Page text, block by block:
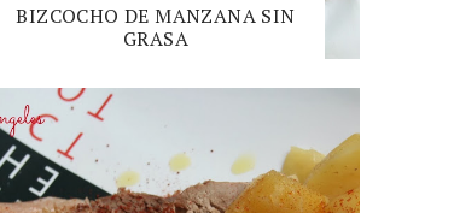
BIZCOCHO DE MANZANA SIN
GRASA